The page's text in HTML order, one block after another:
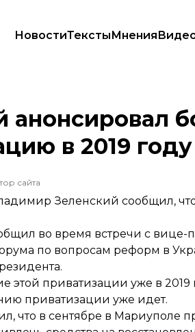
НовостиТекстыМнения
приватизацию в 2019 году
анонсировал
в 2019 году
сайта
Зеленский сообщил,
во время встречи с
по вопросам реформ в
приватизации уже в 2019
приватизации уже идет.
что в сентябре в Мариуполе